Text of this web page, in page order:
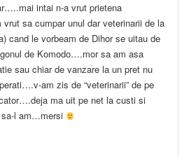
intai n-a vrut prietena
vrut sa cumpar unul dar veterinarii de la
cand le vorbeam de Dihor se uitau de
de Komodo….mor sa am asa
sau chiar de vanzare la un pret nu
am zis de “veterinarii” de pe
ma uit pe net la custi si
l am…mersi